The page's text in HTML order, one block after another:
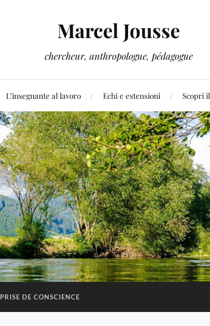
Marcel Jousse
chercheur, anthropologue, pédagogue
L’insegnante al lavoro Echi e estensioni Scopri
PRISE DE CONSCIENCE